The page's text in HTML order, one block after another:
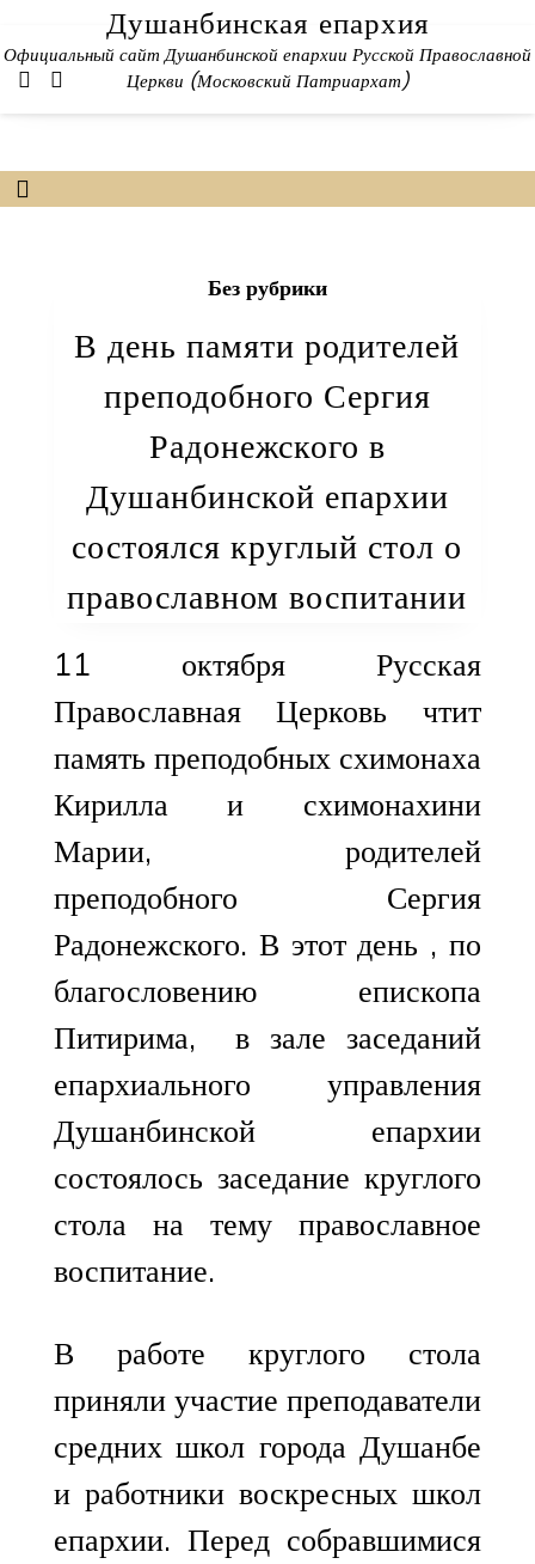
content
Душанбинская епархия
Официальный сайт Душанбинской епархии Русской Православной
Церкви (Московский Патриархат)
Без рубрики
В день памяти родителей
преподобного Сергия
Радонежского в
Душанбинской епархии
состоялся круглый стол о
православном воспитании
11 октября Русская
Православная Церковь чтит
память преподобных схимонаха
Кирилла и схимонахини
Марии, родителей
преподобного Сергия
Радонежского. В этот день , по
благословению епископа
Питирима, в зале заседаний
епархиального управления
Душанбинской епархии
состоялось заседание круглого
стола на тему православное
воспитание.
В работе круглого стола
приняли участие преподаватели
средних школ города Душанбе
и работники воскресных школ
епархии. Перед собравшимися